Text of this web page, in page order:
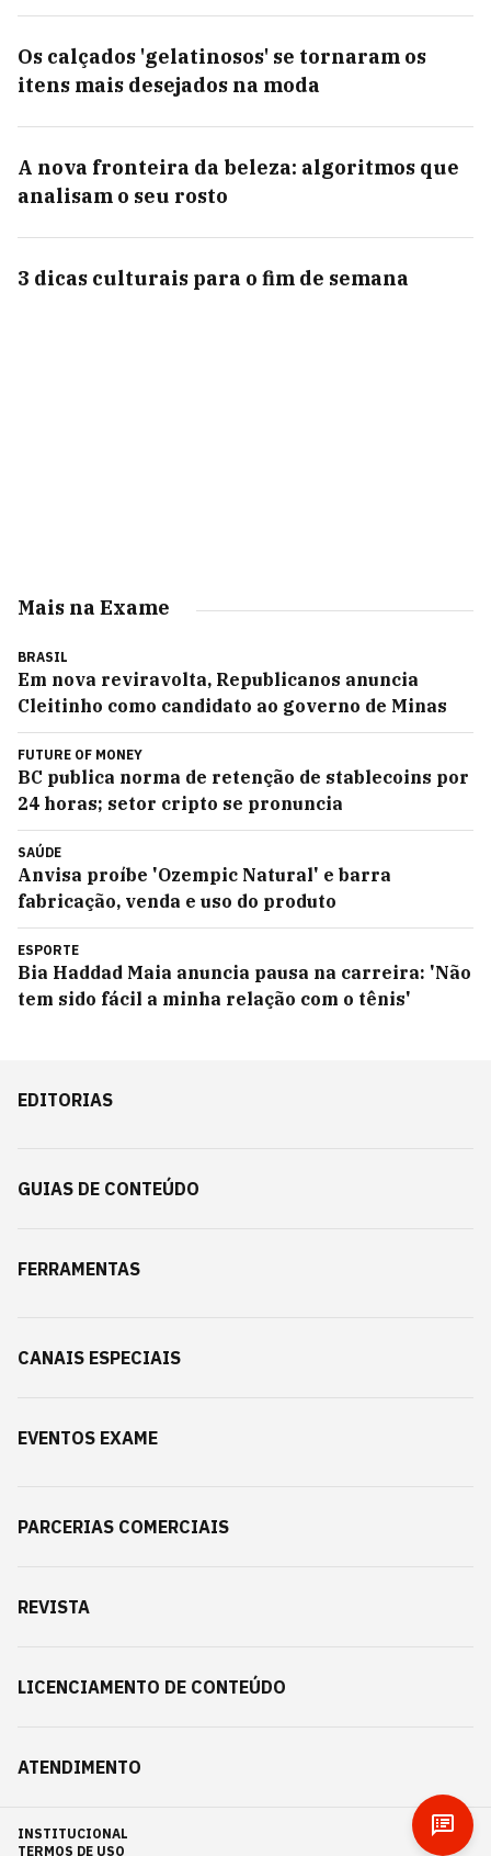
Os calçados 'gelatinosos' se tornaram os
itens mais desejados na moda
A nova fronteira da beleza: algoritmos que
analisam o seu rosto
3 dicas culturais para o fim de semana
Mais na Exame
BRASIL
Em nova reviravolta, Republicanos anuncia
Cleitinho como candidato ao governo de Minas
FUTURE OF MONEY
BC publica norma de retenção de stablecoins por
24 horas; setor cripto se pronuncia
SAÚDE
Anvisa proíbe 'Ozempic Natural' e barra
fabricação, venda e uso do produto
ESPORTE
Bia Haddad Maia anuncia pausa na carreira: 'Não
tem sido fácil a minha relação com o tênis'
EDITORIAS
GUIAS DE CONTEÚDO
FERRAMENTAS
CANAIS ESPECIAIS
EVENTOS EXAME
PARCERIAS COMERCIAIS
REVISTA
LICENCIAMENTO DE CONTEÚDO
ATENDIMENTO
INSTITUCIONAL
TERMOS DE USO